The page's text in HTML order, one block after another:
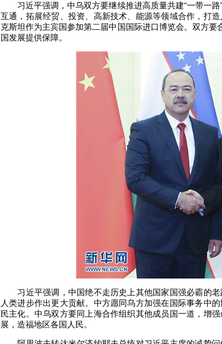
习近平强调，中乌双方要继续推进高质量共建“一带一路
互通，拓展经贸、投资、高新技术、能源等领域合作，打
克斯坦作为主宾国参加第二届中国国际进口博览会。双方
国发展提供保障。
习近平强调，中国绝不走历史上其他国家国强必霸的老
人类进步作出更大贡献。中方愿同乌方加强在国际事务中
民主化。中乌双方要同上海合作组织其他成员国一道，增
展，造福地区各国人民。